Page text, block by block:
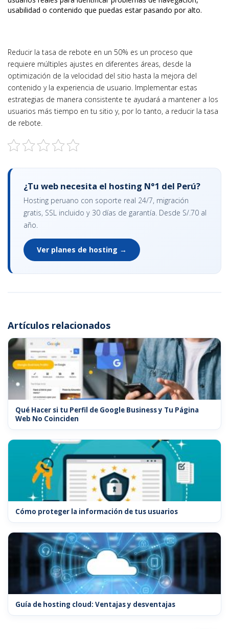
usabilidad o contenido que puedas estar pasando por alto.
Reducir la tasa de rebote en un 50% es un proceso que
requiere múltiples ajustes en diferentes áreas, desde la
optimización de la velocidad del sitio hasta la mejora del
contenido y la experiencia de usuario. Implementar estas
estrategias de manera consistente te ayudará a mantener a los
usuarios más tiempo en tu sitio y, por lo tanto, a reducir la tasa
de rebote.
¿Tu web necesita el hosting N°1 del Perú?
Hosting peruano con soporte real 24/7, migración
gratis, SSL incluido y 30 días de garantía. Desde S/.70 al
año.
Ver planes de hosting →
Artículos relacionados
Qué Hacer si tu Perfil de Google Business y Tu Página
Web No Coinciden
Cómo proteger la información de tus usuarios
Guía de hosting cloud: Ventajas y desventajas